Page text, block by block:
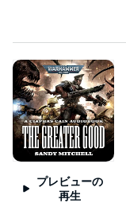
プレビューの
再生